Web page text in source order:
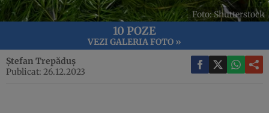
Foto: Shutterstock
10 POZE
VEZI GALERIA FOTO »
Ștefan Trepăduș
Publicat: 26.12.2023